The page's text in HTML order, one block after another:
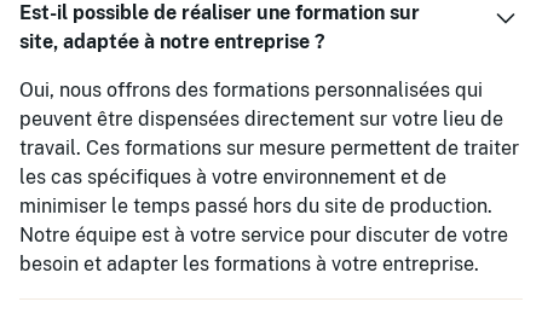
Est-il possible de réaliser une formation sur
site, adaptée à notre entreprise ?
Oui, nous offrons des formations personnalisées qui
peuvent être dispensées directement sur votre lieu de
travail. Ces formations sur mesure permettent de traiter
les cas spécifiques à votre environnement et de
minimiser le temps passé hors du site de production.
Notre équipe est à votre service pour discuter de votre
besoin et adapter les formations à votre entreprise.